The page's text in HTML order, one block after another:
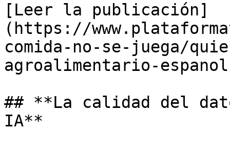
[Leer la publicación]
(https://
comida-no-se-juega/
agroalimentario-
## **La calidad del
IA**